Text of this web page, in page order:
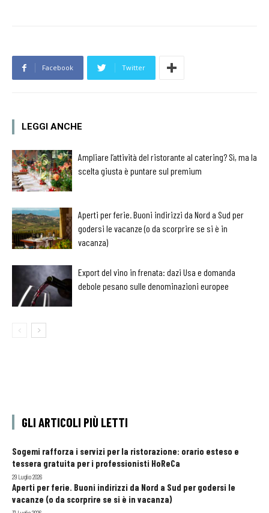
Facebook Twitter
LEGGI ANCHE
Ampliare l’attività del ristorante al catering? Sì, ma la
scelta giusta è puntare sul premium
Aperti per ferie. Buoni indirizzi da Nord a Sud per
godersi le vacanze (o da scorprire se si è in
vacanza)
Export del vino in frenata: dazi Usa e domanda
debole pesano sulle denominazioni europee
GLI ARTICOLI PIÙ LETTI
Sogemi rafforza i servizi per la ristorazione: orario esteso e
tessera gratuita per i professionisti HoReCa
29 Luglio 2026
Aperti per ferie. Buoni indirizzi da Nord a Sud per godersi le
vacanze (o da scorprire se si è in vacanza)